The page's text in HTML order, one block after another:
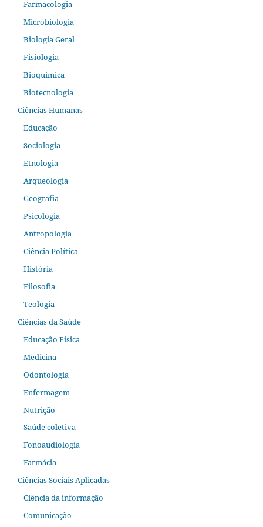
Farmacologia
Microbiologia
Biologia Geral
Fisiologia
Bioquímica
Biotecnologia
Ciências Humanas
Educação
Sociologia
Etnologia
Arqueologia
Geografia
Psicologia
Antropologia
Ciência Política
História
Filosofia
Teologia
Ciências da Saúde
Educação Física
Medicina
Odontologia
Enfermagem
Nutrição
Saúde coletiva
Fonoaudiologia
Farmácia
Ciências Sociais Aplicadas
Ciência da informação
Comunicação